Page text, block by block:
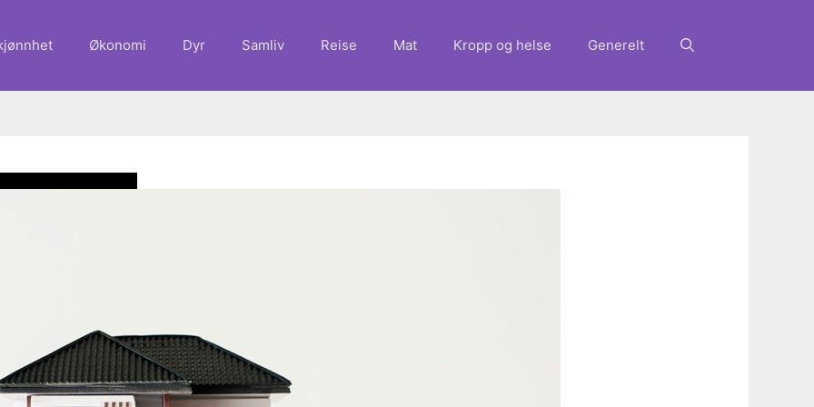
Økonomi Dyr Samliv Reise Mat Kropp og helse Generelt